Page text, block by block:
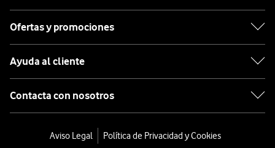
Ofertas y promociones
Ayuda al cliente
Contacta con nosotros
Aviso Legal Política de Privacidad y Cookies